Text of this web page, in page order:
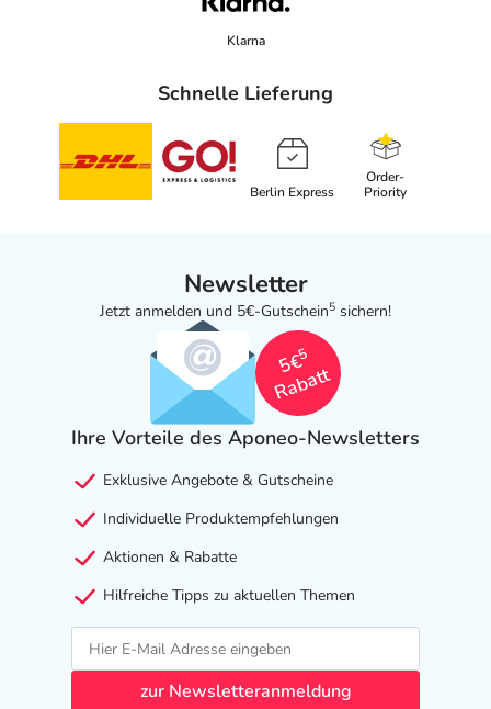
Klarna
Schnelle Lieferung
Berlin Express
Order-
Priority
Newsletter
Jetzt anmelden und 5€-Gutschein5 sichern!
5€
5
Rabatt
Ihre Vorteile des Aponeo-Newsletters
Exklusive Angebote & Gutscheine
Individuelle Produktempfehlungen
Aktionen & Rabatte
Hilfreiche Tipps zu aktuellen Themen
zur Newsletteranmeldung